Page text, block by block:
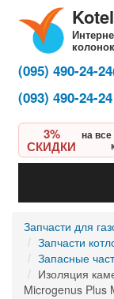
3%
СКИДКИ
на
(095) 490-24-24
(093) 490-24-24
Запчасти для
Запчасти
Запасные
Изоляция
Microgenus Plus